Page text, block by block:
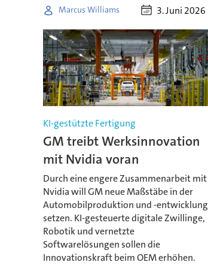
Marcus Williams 3. Juni 2026
KI-gestützte Fertigung
GM treibt Werksinnovation
mit Nvidia voran
Durch eine engere Zusammenarbeit mit
Nvidia will GM neue Maßstäbe in der
Automobilproduktion und -entwicklung
setzen. KI-gesteuerte digitale Zwillinge,
Robotik und vernetzte
Softwarelösungen sollen die
Innovationskraft beim OEM erhöhen.